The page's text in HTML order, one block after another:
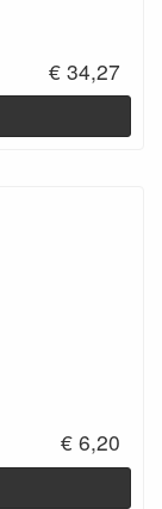
€ 34,27
€ 6,20